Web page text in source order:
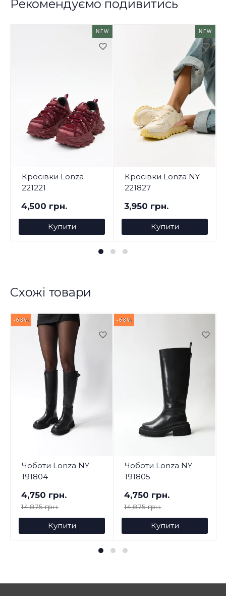
Рекомендуємо подивитись
NEW
Кросівки Lonza
221221
4,500 грн.
Купити
NEW
Кросівки Lonza NY
221827
3,950 грн.
Купити
Схожі товари
-68%
Чоботи Lonza NY
191804
4,750 грн.
14,875 грн.
Купити
-68%
Чоботи Lonza NY
191805
4,750 грн.
14,875 грн.
Купити